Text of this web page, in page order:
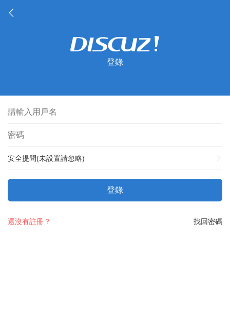
登錄
安全提問(未設置請忽略)
登錄
找回密碼
還沒有註冊？